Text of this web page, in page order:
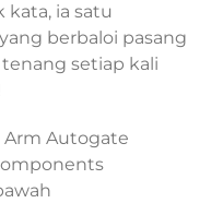
kata, ia satu
berbaloi pasang
setiap kali
Arm Autogate